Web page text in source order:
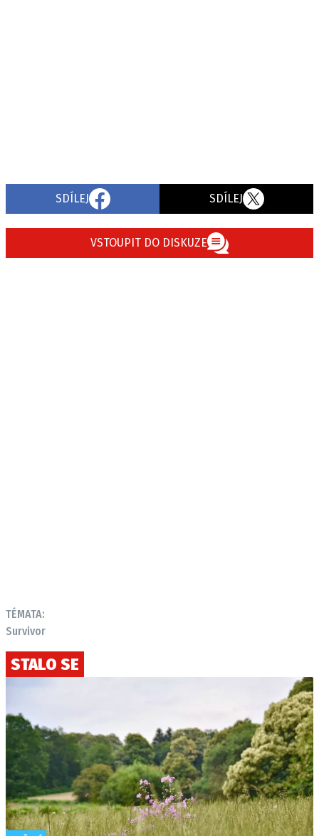
SDÍLEJ SDÍLEJ
VSTOUPIT DO DISKUZE
TÉMATA:
Survivor
STALO SE